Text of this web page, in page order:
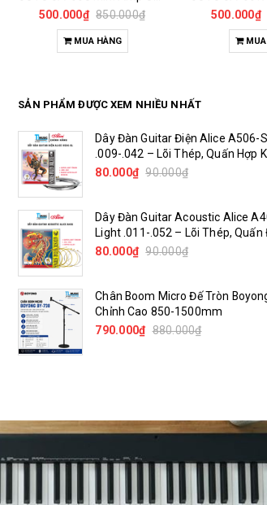
500.000₫ 850.000₫
MUA HÀNG
500.000₫
MUA
Đàn Kalimba 17 Phím KA04 Gỗ
Full Phụ Kiện, Âm Thanh Trong Trẻo
200.000₫ 230.000₫
Kalimba 17 Phím KA03 Gỗ Tự Nhiên
Thumb Piano Khắc Họa Tiết Full Phụ
230.000₫ 270.000₫
Pedal Đơn / Pedal Đôi Trống Asanasi
500 – Chân Bass Trống Bền Bỉ, Độ
790.000₫ 850.000₫
SẢN PHẨM ĐƯỢC XEM NHIỀU NHẤT
Dây Đàn Guitar Điện Alice A506-
.009-.042 – Lõi Thép, Quấn Hợp
Hãng
80.000₫ 90.000₫
Dây Đàn Guitar Acoustic Alice
Light .011-.052 – Lõi Thép, Quấn
Âm Thanh Sáng Rõ
80.000₫ 90.000₫
Chân Boom Micro Đế Tròn
Chỉnh Cao 850-1500mm
790.000₫ 880.000₫